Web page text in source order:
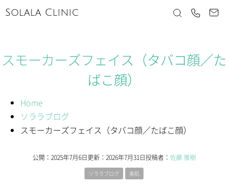
Solala Clinic
Home
ソララブログ
スモーカーズフェイス（タバコ顔／たばこ顔）
スモーカーズフェイス（タバコ顔／た
ばこ顔）
公開： 2025年7月6日更新： 2026年7月31日投稿者： 佐藤 雅樹
ソララブログ 美肌